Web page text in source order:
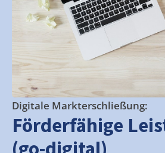
Digitale Markterschließung:
Förderfähige